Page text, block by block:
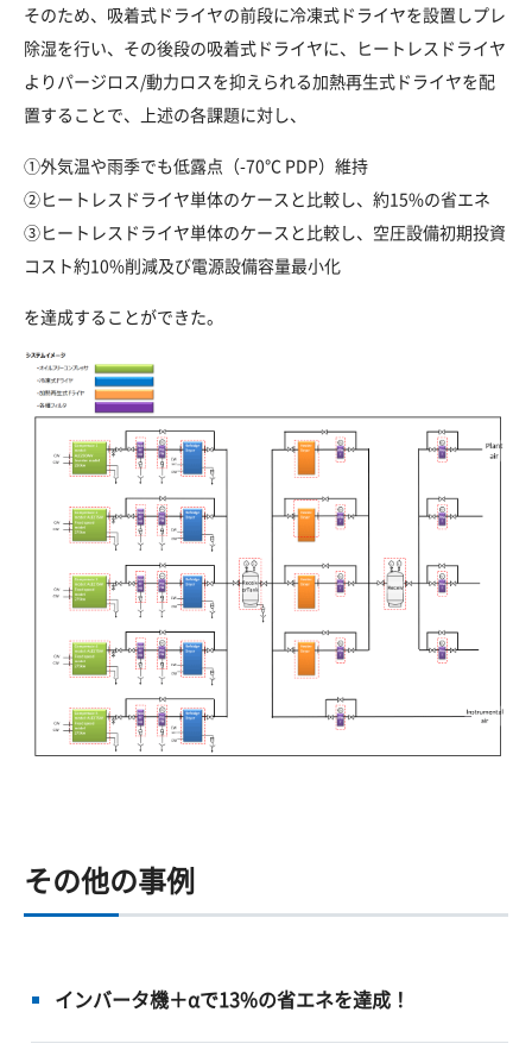
そのため、吸着式ドライヤの前段に冷凍式ドライヤを設置しプレ
除湿を行い、その後段の吸着式ドライヤに、ヒートレスドライヤ
よりパージロス/動力ロスを抑えられる加熱再生式ドライヤを配
置することで、上述の各課題に対し、
①外気温や雨季でも低露点（-70℃ PDP）維持
②ヒートレスドライヤ単体のケースと比較し、約15%の省エネ
③ヒートレスドライヤ単体のケースと比較し、空圧設備初期投資
コスト約10%削減及び電源設備容量最小化
を達成することができた。
その他の事例
インバータ機＋αで13%の省エネを達成！